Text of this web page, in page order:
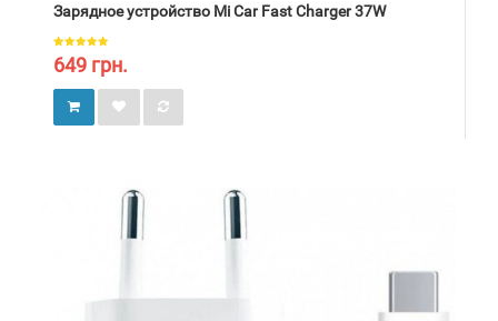
Зарядное устройство Mi Car Fast Charger 37W
649 грн.